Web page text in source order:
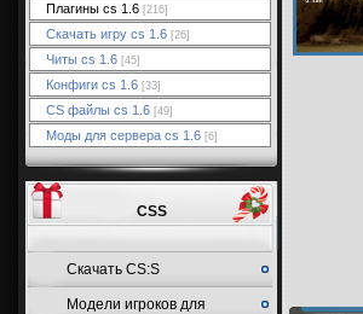
Плагины cs 1.6 [216]
Скачать игру cs 1.6 [26]
Читы cs 1.6 [45]
Конфиги cs 1.6 [33]
CS файлы cs 1.6 [49]
Моды для сервера cs 1.6 [6]
CSS
Cкачать CS:S
Модели игроков для